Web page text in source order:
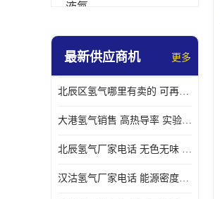
液氮
乙炔
最新供应商机 更多
北辰区氢气哪里有卖的 可再生 实验室应用
大港氢气销售 高热导率 实验室应用
北辰氢气厂家电话 无色无味 凝点为-259
汉沽氢气厂家电话 能源密度高 储存和传输便利